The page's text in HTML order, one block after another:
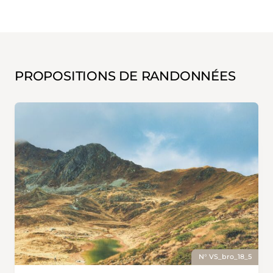
PROPOSITIONS DE RANDONNÉES
N° VS_bro_18_5